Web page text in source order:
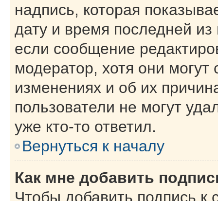
надпись, которая
дату и время последней
если сообщение
модератор, хотя они
изменениях и об их
пользователи не могут
уже кто-то ответил.
Вернуться к началу
Как мне добавить
Чтобы добавить подпись